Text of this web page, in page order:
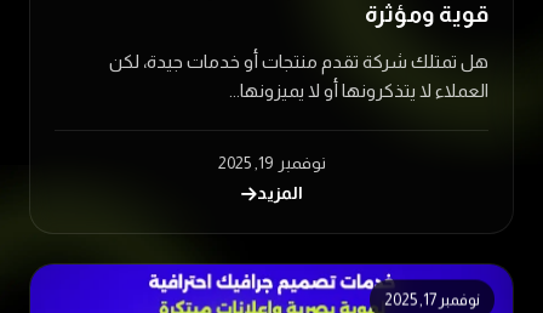
قوية ومؤثرة
هل تمتلك شركة تقدم منتجات أو خدمات جيدة، لكن
العملاء لا يتذكرونها أو لا يميزونها...
نوفمبر 19, 2025
المزيد
نوفمبر 17, 2025